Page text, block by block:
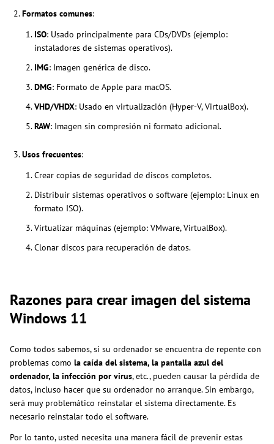
Formatos comunes:
ISO: Usado principalmente para CDs/DVDs (ejemplo:
instaladores de sistemas operativos).
IMG: Imagen genérica de disco.
DMG: Formato de Apple para macOS.
VHD/VHDX: Usado en virtualización (Hyper-V, VirtualBox).
RAW: Imagen sin compresión ni formato adicional.
Usos frecuentes:
Crear copias de seguridad de discos completos.
Distribuir sistemas operativos o software (ejemplo: Linux en
formato ISO).
Virtualizar máquinas (ejemplo: VMware, VirtualBox).
Clonar discos para recuperación de datos.
Razones para crear imagen del sistema
Windows 11
Como todos sabemos, si su ordenador se encuentra de repente con
problemas como la caída del sistema, la pantalla azul del
ordenador, la infección por virus, etc., pueden causar la pérdida de
datos, incluso hacer que su ordenador no arranque. Sin embargo,
será muy problemático reinstalar el sistema directamente. Es
necesario reinstalar todo el software.
Por lo tanto, usted necesita una manera fácil de prevenir estas